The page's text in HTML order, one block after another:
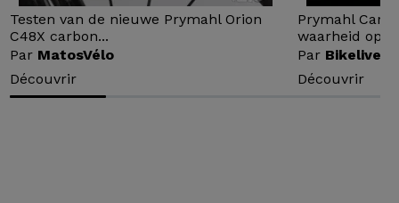
Testen van de nieuwe Prymahl Orion
C48X carbon...
Par MatosVélo
Découvrir
Prymahl
waarheid op
Par Bikelive
Découvrir